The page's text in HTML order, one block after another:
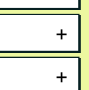
+
+